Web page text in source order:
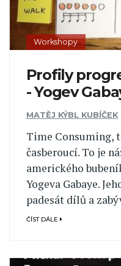
Workshopy
Profily
- Yogev
MATĚJ KÝBL KUBÍČEK
Time Consuming,
časberoucí. To je
amerického
Yogeva Gabaye.
padesát dílů a
ČÍST DÁLE